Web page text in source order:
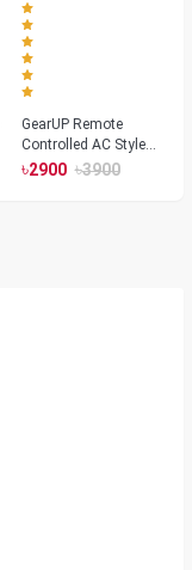
GearUP Remote
Controlled AC Style
Room Heater 1800
৳2900 ৳3900